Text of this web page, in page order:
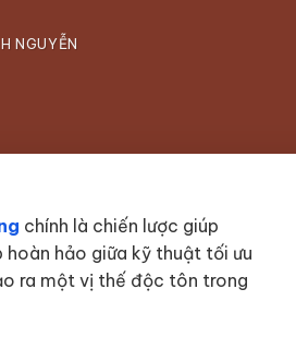
NGUYỄN
chính là chiến lược giúp
hảo giữa kỹ thuật tối ưu
ra một vị thế độc tôn trong